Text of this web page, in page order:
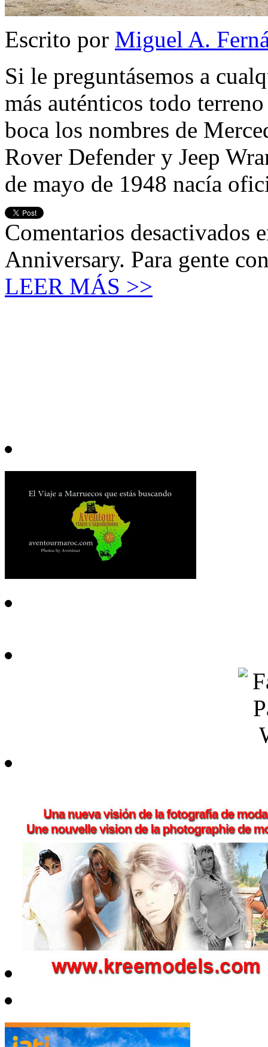
Escrito por Miguel A.
Si le preguntásemos a
más auténticos todo
boca los nombres de
Rover Defender y Jeep
de mayo de 1948 nacía
Comentarios desactivados
Anniversary. Para gente
LEER MÁS >>